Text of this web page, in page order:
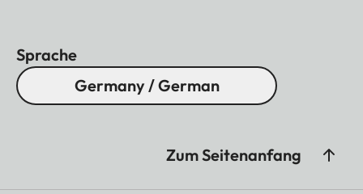
Sprache
Germany / German
Zum Seitenanfang